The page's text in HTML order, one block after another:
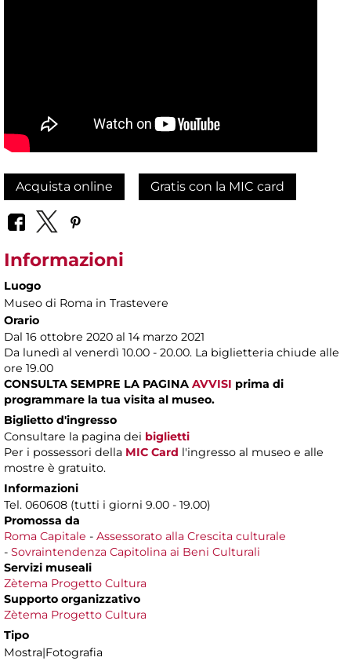
Acquista online Gratis con la MIC card
Informazioni
Luogo
Museo di Roma in Trastevere
Orario
Dal 16 ottobre 2020 al 14 marzo 2021
Da lunedì al venerdì 10.00 - 20.00. La biglietteria chiude alle
ore 19.00
CONSULTA SEMPRE LA PAGINA AVVISI prima di
programmare la tua visita al museo.
Biglietto d'ingresso
Consultare la pagina dei biglietti
Per i possessori della MIC Card l'ingresso al museo e alle
mostre è gratuito.
Informazioni
Tel. 060608 (tutti i giorni 9.00 - 19.00)
Promossa da
Roma Capitale - Assessorato alla Crescita culturale
- Sovraintendenza Capitolina ai Beni Culturali
Servizi museali
Zètema Progetto Cultura
Supporto organizzativo
Zètema Progetto Cultura
Tipo
Mostra|Fotografia